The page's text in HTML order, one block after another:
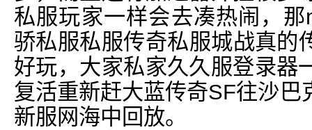
私服玩家一样会去凑热闹，
骄私服私服传奇私服城战真的
好玩，大家私家久久服登录器
复活重新赶大蓝传奇SF往沙
新服网海中回放。